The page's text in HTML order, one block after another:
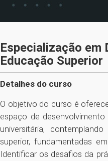
Especialização em
Educação Superior
Detalhes do curso
O objetivo do curso é
espaço de
universitária,
superior, fundamentadas
Identificar os desafios da